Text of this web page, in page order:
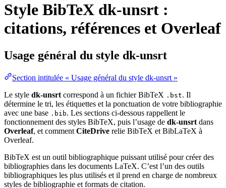
Style BibTeX dk-unsrt :
citations, références et Overleaf
Usage général du style dk-unsrt
Section intitulée « Usage général du style dk-unsrt »
Le style dk-unsrt correspond à un fichier BibTeX .bst. Il
détermine le tri, les étiquettes et la ponctuation de votre bibliographie
avec une base .bib. Les sections ci-dessous rappellent le
fonctionnement des styles BibTeX, puis l’usage de dk-unsrt dans
Overleaf, et comment CiteDrive relie BibTeX et BibLaTeX à
Overleaf.
BibTeX est un outil bibliographique puissant utilisé pour créer des
bibliographies dans les documents LaTeX. C’est l’un des outils
bibliographiques les plus utilisés et il prend en charge de nombreux
styles de bibliographie et formats de citation.